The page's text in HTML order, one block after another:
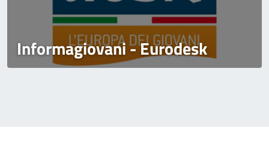
Informagiovani - Eurodesk